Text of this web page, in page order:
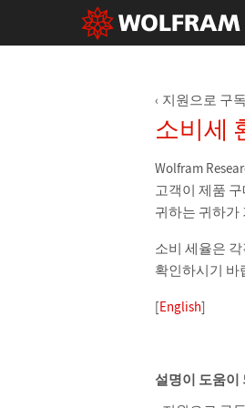
지원으로 구
소비세
Wolfram
고객이 제품
귀하는 귀하가
소비 세율은
확인하시기 바
[English]
설명이 도움이